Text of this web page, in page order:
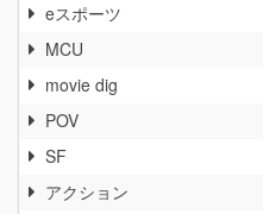
eスポーツ
MCU
movie dig
POV
SF
アクション